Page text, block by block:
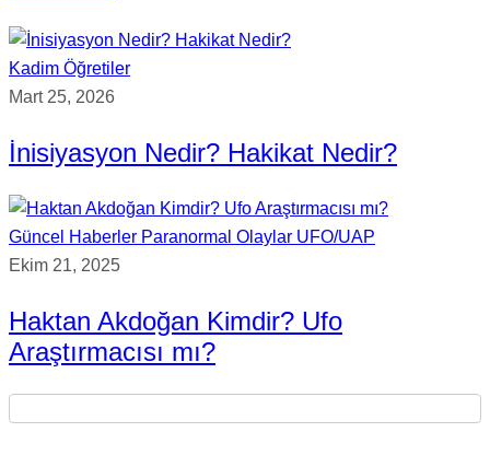
Kadim Öğretiler
Mart 25, 2026
İnisiyasyon Nedir? Hakikat Nedir?
Güncel Haberler Paranormal Olaylar UFO/UAP
Ekim 21, 2025
Haktan Akdoğan Kimdir? Ufo
Araştırmacısı mı?